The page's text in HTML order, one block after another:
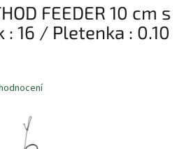
FEEDER 10 cm s
16 / Pletenka : 0.10